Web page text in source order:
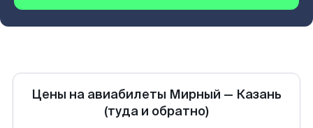
Цены на авиабилеты Мирный — Казань
(туда и обратно)